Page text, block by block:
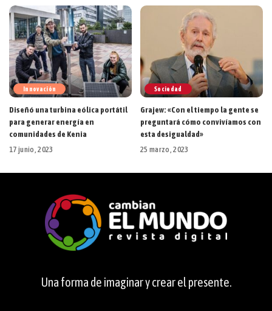
Innovación
Diseñó una turbina eólica portátil
para generar energía en
comunidades de Kenia
17 junio, 2023
Sociedad
Grajew: «Con el tiempo la gente se
preguntará cómo convivíamos con
esta desigualdad»
25 marzo, 2023
Una forma de imaginar y crear el presente.